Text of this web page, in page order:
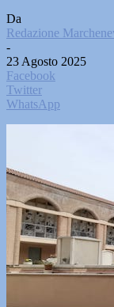
Da
Redazione
-
23 Agosto 2025
Facebook
Twitter
WhatsApp